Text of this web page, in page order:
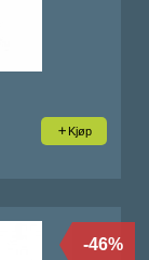
Kjøp
-46%